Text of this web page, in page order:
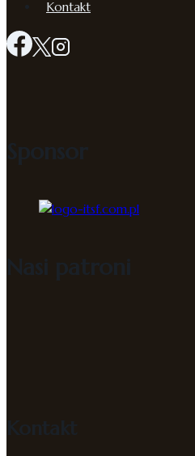
Kontakt